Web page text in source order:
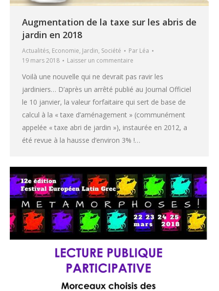
Augmentation de la taxe sur les abris de
jardin en 2018
Actualités, Economie, Jardin, Société Par Léa
19 mars 2018
Laisser un commentaire
Voilà une nouvelle qui ne devrait pas ravir les
jardiniers… D’après un arrêté publié au Journal Officiel
le 10 janvier, la valeur forfaitaire qui sert de base de
calcul à la « taxe d’aménagement » (communément
appelée « taxe abri de jardin »), instaurée en 2012, a
été revue à la hausse d’environ 3% !…